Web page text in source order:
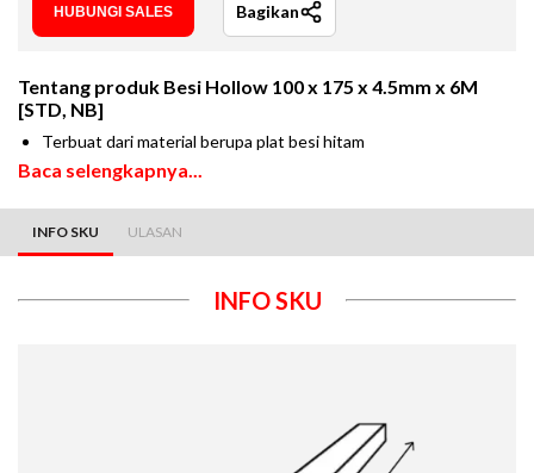
HUBUNGI SALES Bagikan
Tentang produk Besi Hollow 100 x 175 x 4.5mm x 6M
[STD, NB]
Terbuat dari material berupa plat besi hitam
Baca selengkapnya...
INFO SKU ULASAN
INFO SKU